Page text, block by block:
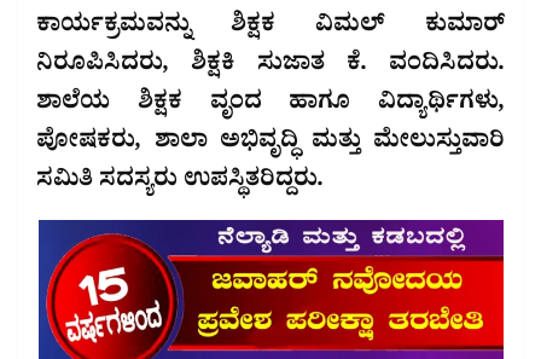
ಕಾರ್ಯಕ್ರಮವನ್ನು ಶಿಕ್ಷಕ ವಿಮಲ್ ಕುಮಾರ್
ನಿರೂಪಿಸಿದರು, ಶಿಕ್ಷಕಿ ಸುಜಾತ ಕೆ. ವಂದಿಸಿದರು.
ಶಾಲೆಯ ಶಿಕ್ಷಕ ವೃಂದ ಹಾಗೂ ವಿದ್ಯಾರ್ಥಿಗಳು,
ಪೋಷಕರು, ಶಾಲಾ ಅಭಿವೃದ್ಧಿ ಮತ್ತು ಮೇಲುಸ್ತುವಾರಿ
ಸಮಿತಿ ಸದಸ್ಯರು ಉಪಸ್ಥಿತರಿದ್ದರು.